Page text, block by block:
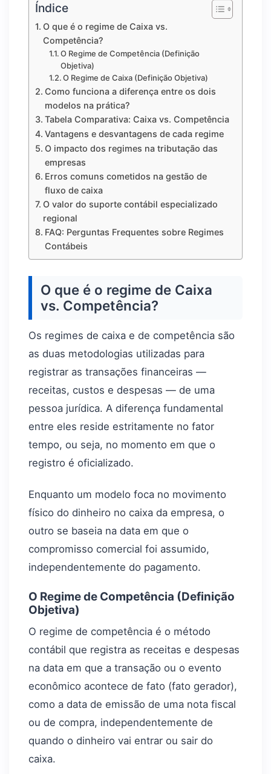
Índice
O que é o regime de Caixa vs.
Competência?
O Regime de Competência (Definição
Objetiva)
O Regime de Caixa (Definição Objetiva)
Como funciona a diferença entre os dois
modelos na prática?
Tabela Comparativa: Caixa vs. Competência
Vantagens e desvantagens de cada regime
O impacto dos regimes na tributação das
empresas
Erros comuns cometidos na gestão de
fluxo de caixa
O valor do suporte contábil especializado
regional
FAQ: Perguntas Frequentes sobre Regimes
Contábeis
O que é o regime de Caixa
vs. Competência?
Os regimes de caixa e de competência são
as duas metodologias utilizadas para
registrar as transações financeiras —
receitas, custos e despesas — de uma
pessoa jurídica. A diferença fundamental
entre eles reside estritamente no fator
tempo, ou seja, no momento em que o
registro é oficializado.
Enquanto um modelo foca no movimento
físico do dinheiro no caixa da empresa, o
outro se baseia na data em que o
compromisso comercial foi assumido,
independentemente do pagamento.
O Regime de Competência (Definição
Objetiva)
O regime de competência é o método
contábil que registra as receitas e despesas
na data em que a transação ou o evento
econômico acontece de fato (fato gerador),
como a data de emissão de uma nota fiscal
ou de compra, independentemente de
quando o dinheiro vai entrar ou sair do
caixa.